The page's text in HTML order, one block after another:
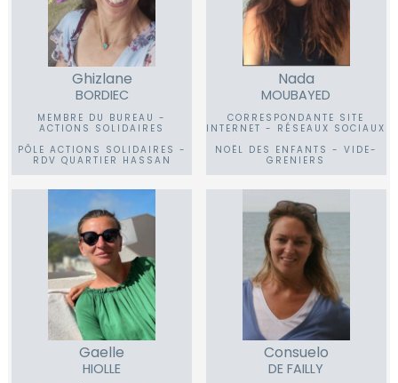
Ghizlane
BORDIEC
MEMBRE DU BUREAU -
ACTIONS SOLIDAIRES
PÔLE ACTIONS SOLIDAIRES -
RDV QUARTIER HASSAN
Nada
MOUBAYED
CORRESPONDANTE SITE
INTERNET - RÉSEAUX SOCIAUX
NOËL DES ENFANTS - VIDE-
GRENIERS
Gaelle
HIOLLE
Consuelo
DE FAILLY